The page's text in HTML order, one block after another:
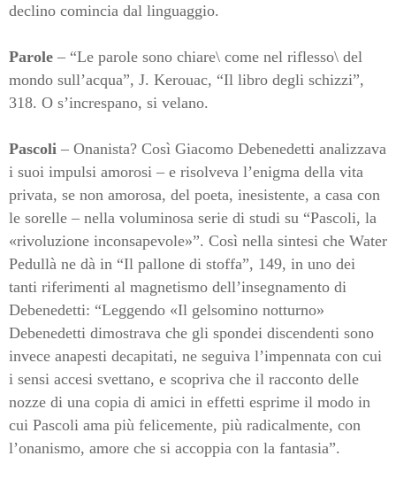
declino comincia dal linguaggio.
Parole – “Le parole sono chiare\ come nel riflesso\ del
mondo sull’acqua”, J. Kerouac, “Il libro degli schizzi”,
318. O s’increspano, si velano.
Pascoli – Onanista? Così Giacomo Debenedetti analizzava
i suoi impulsi amorosi – e risolveva l’enigma della vita
privata, se non amorosa, del poeta, inesistente, a casa con
le sorelle – nella voluminosa serie di studi su “Pascoli, la
«rivoluzione inconsapevole»”. Così nella sintesi che Water
Pedullà ne dà in “Il pallone di stoffa”, 149, in uno dei
tanti riferimenti al magnetismo dell’insegnamento di
Debenedetti: “Leggendo «Il gelsomino notturno»
Debenedetti dimostrava che gli spondei discendenti sono
invece anapesti decapitati, ne seguiva l’impennata con cui
i sensi accesi svettano, e scopriva che il racconto delle
nozze di una copia di amici in effetti esprime il modo in
cui Pascoli ama più felicemente, più radicalmente, con
l’onanismo, amore che si accoppia con la fantasia”.